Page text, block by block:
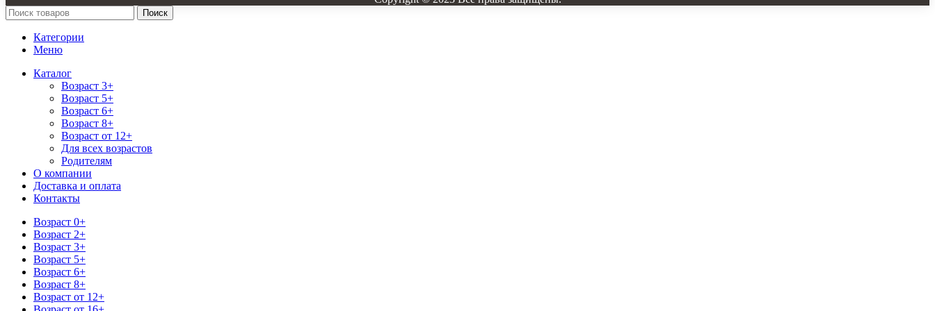
Поиск
Категории
Меню
Каталог
Возраст 3+
Возраст 5+
Возраст 6+
Возраст 8+
Возраст от 12+
Для всех возрастов
Родителям
О компании
Доставка и оплата
Контакты
Возраст 0+
Возраст 2+
Возраст 3+
Возраст 5+
Возраст 6+
Возраст 8+
Возраст от 12+